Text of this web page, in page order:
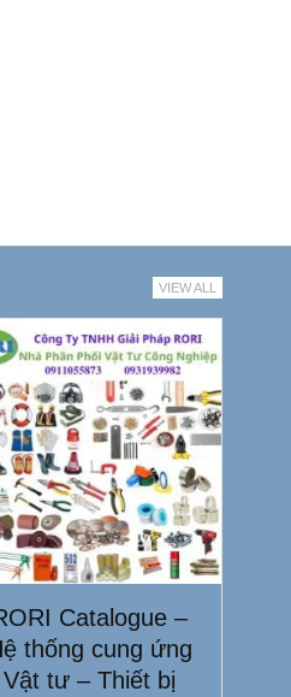
VIEW ALL
Catalogue –
thống cung ứng
Vật tư – Thiết bị